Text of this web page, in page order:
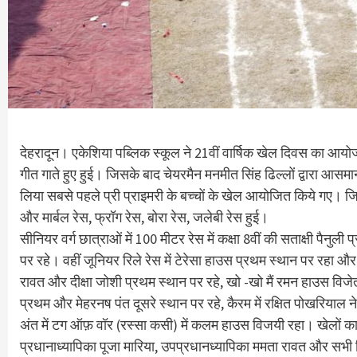
देहरादून। एकेशिया पब्लिक स्कूल ने 21वीं वार्षिक खेल दिवस का
गीत गाते हुए हुई। जिसके बाद चेयरमैन मनमीत सिंह ढिल्लों द्वारा
लिया सबसे पहले प्री प्राइमरी के बच्चों के खेल आयोजित किये गए।
और मार्बल रेस, फ्रॉग रेस, बोरा रेस, जलेबी रेस हुई।
सीनियर वर्ग छात्राओं में 100 मीटर रेस में कक्षा 8वीं की सताक्षी
पर रहे। वहीं जूनियर रिले रेस में टेरेसा हाउस प्रथम स्थान पर रहा
रावत और दीक्षा जोशी प्रथम स्थान पर रहे, खो -खो मैं रमन हाउस
प्रथम और मेहरनष पंत दूसरे स्थान पर रहे, कैरम में रक्षित
अंत में टग ऑफ़ वॉर (रस्सा कसी) में कलम हाउस विजयी रहा। खेलों
प्रधानाध्यापिका पूजा मारिया, उपप्रधानध्यापिका ममता रावत और